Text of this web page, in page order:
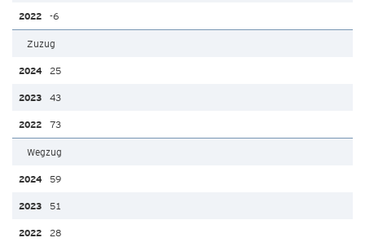
-6
Zuzug
25
43
73
Wegzug
59
51
28